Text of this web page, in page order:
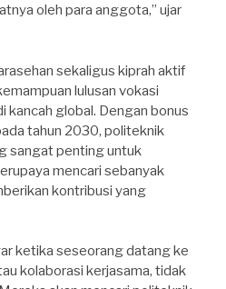
oleh para anggota,” ujar
sekaligus kiprah aktif
lulusan vokasi
kancah global. Dengan bonus
tahun 2030, politeknik
sangat penting untuk
mencari sebanyak
kontribusi yang
ketika seseorang datang ke
kolaborasi kerjasama, tidak